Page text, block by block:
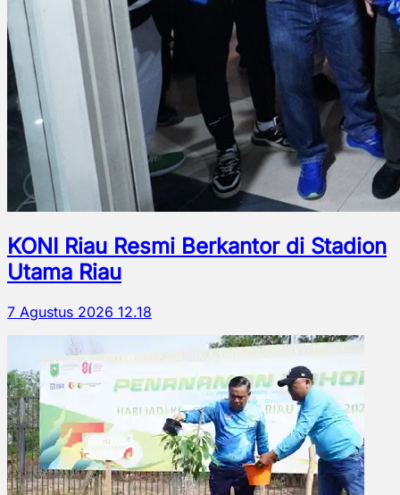
KONI Riau Resmi Berkantor di Stadion
Utama Riau
7 Agustus 2026 12.18